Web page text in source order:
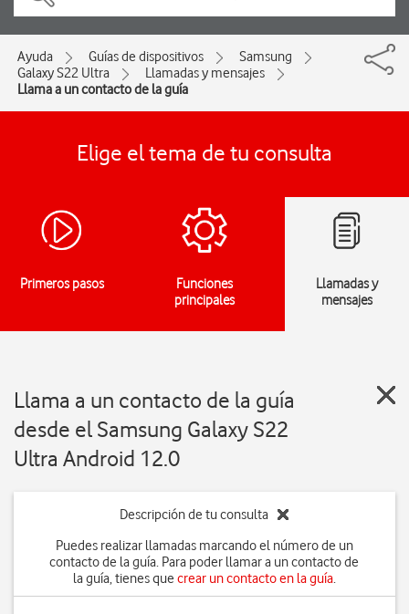
Ayuda Guías de dispositivos
Samsung
Galaxy S22 Ultra
Llamadas y mensajes
Llama a un contacto de la guía
Elige el tema de tu consulta
Primeros pasos
Funciones
principales
Llamadas y
mensajes
Llama a un contacto de la guía
desde el Samsung Galaxy S22
Ultra Android 12.0
Descripción de tu consulta
Puedes realizar llamadas marcando el número de un
contacto de la guía. Para poder llamar a un contacto de
la guía, tienes que crear un contacto en la guía.